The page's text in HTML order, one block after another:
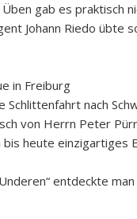
gab es praktisch
Johann Riedo übte
in Freiburg
Schlittenfahrt nach
von Herrn Peter
heute einzigartiges
entdeckte